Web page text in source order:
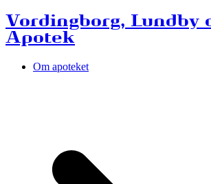
Vordingborg, Lundby
Apotek
Om apoteket